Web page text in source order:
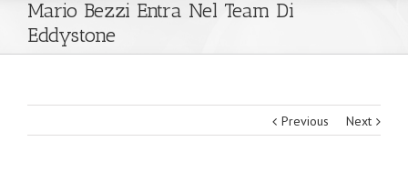
Mario Bezzi Entra Nel Team Di
Eddystone
Previous Next